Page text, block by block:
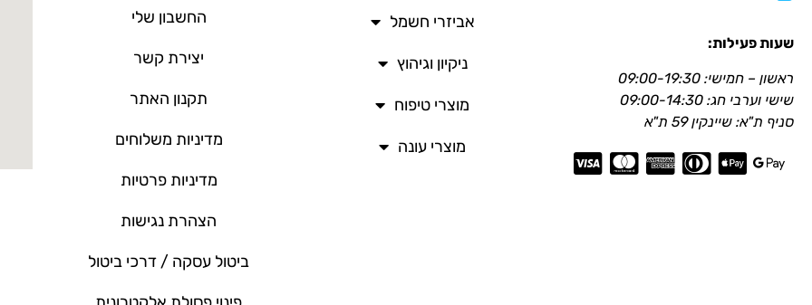
שעות פעילות:
ראשון – חמישי: 09:00-19:30
שישי וערבי חג: 09:00-14:30
סניף ת"א: שיינקין 59 ת"א
אביזרי חשמל
ניקיון וגיהוץ
מוצרי טיפוח
מוצרי עונה
החשבון שלי
יצירת קשר
תקנון האתר
מדיניות משלוחים
מדיניות פרטיות
הצהרת נגישות
ביטול עסקה / דרכי ביטול